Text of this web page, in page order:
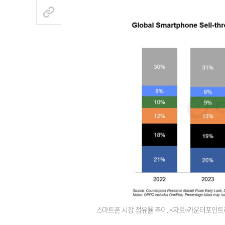
스마트폰 시장 점유율 추이. <자료=카운터포인